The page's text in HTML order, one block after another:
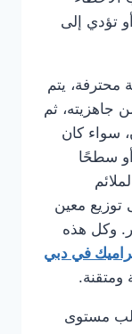
تؤدي إلى
محترفة، يتم
جاهزيته، ثم
سواء كان
أو سطحًا
توزيع معين
وكل هذه
في دبي
ومتقنة.
مستوى